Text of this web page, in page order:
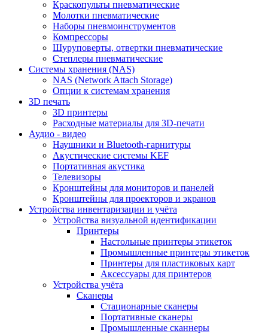
Краскопульты пневматические
Молотки пневматические
Наборы пневмоинструментов
Компрессоры
Шуруповерты, отвертки пневматические
Степлеры пневматические
Cистемы хранения (NAS)
NAS (Network Attach Storage)
Опции к системам хранения
3D печать
3D принтеры
Расходные материалы для 3D-печати
Аудио - видео
Наушники и Bluetooth-гарнитуры
Акустические системы KEF
Портативная акустика
Телевизоры
Кронштейны для мониторов и панелей
Кронштейны для проекторов и экранов
Устройства инвентаризации и учёта
Устройства визуальной идентификации
Принтеры
Настольные принтеры этикеток
Промышленные принтеры этикеток
Принтеры для пластиковых карт
Аксессуары для принтеров
Устройства учёта
Сканеры
Стационарные сканеры
Портативные сканеры
Промышленные сканнеры